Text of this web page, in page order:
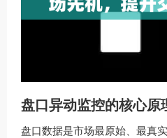
盘口异动监控的核心原
盘口数据是市场最原始、最真